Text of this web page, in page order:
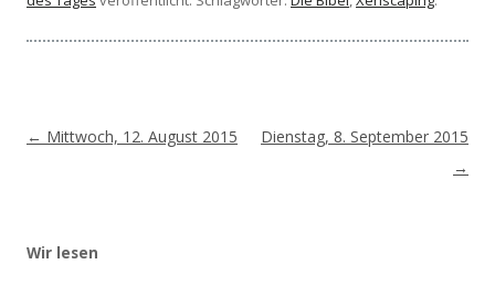
Beitragsnavigation
← Mittwoch, 12. August 2015
Dienstag, 8. September 2015
→
Wir lesen